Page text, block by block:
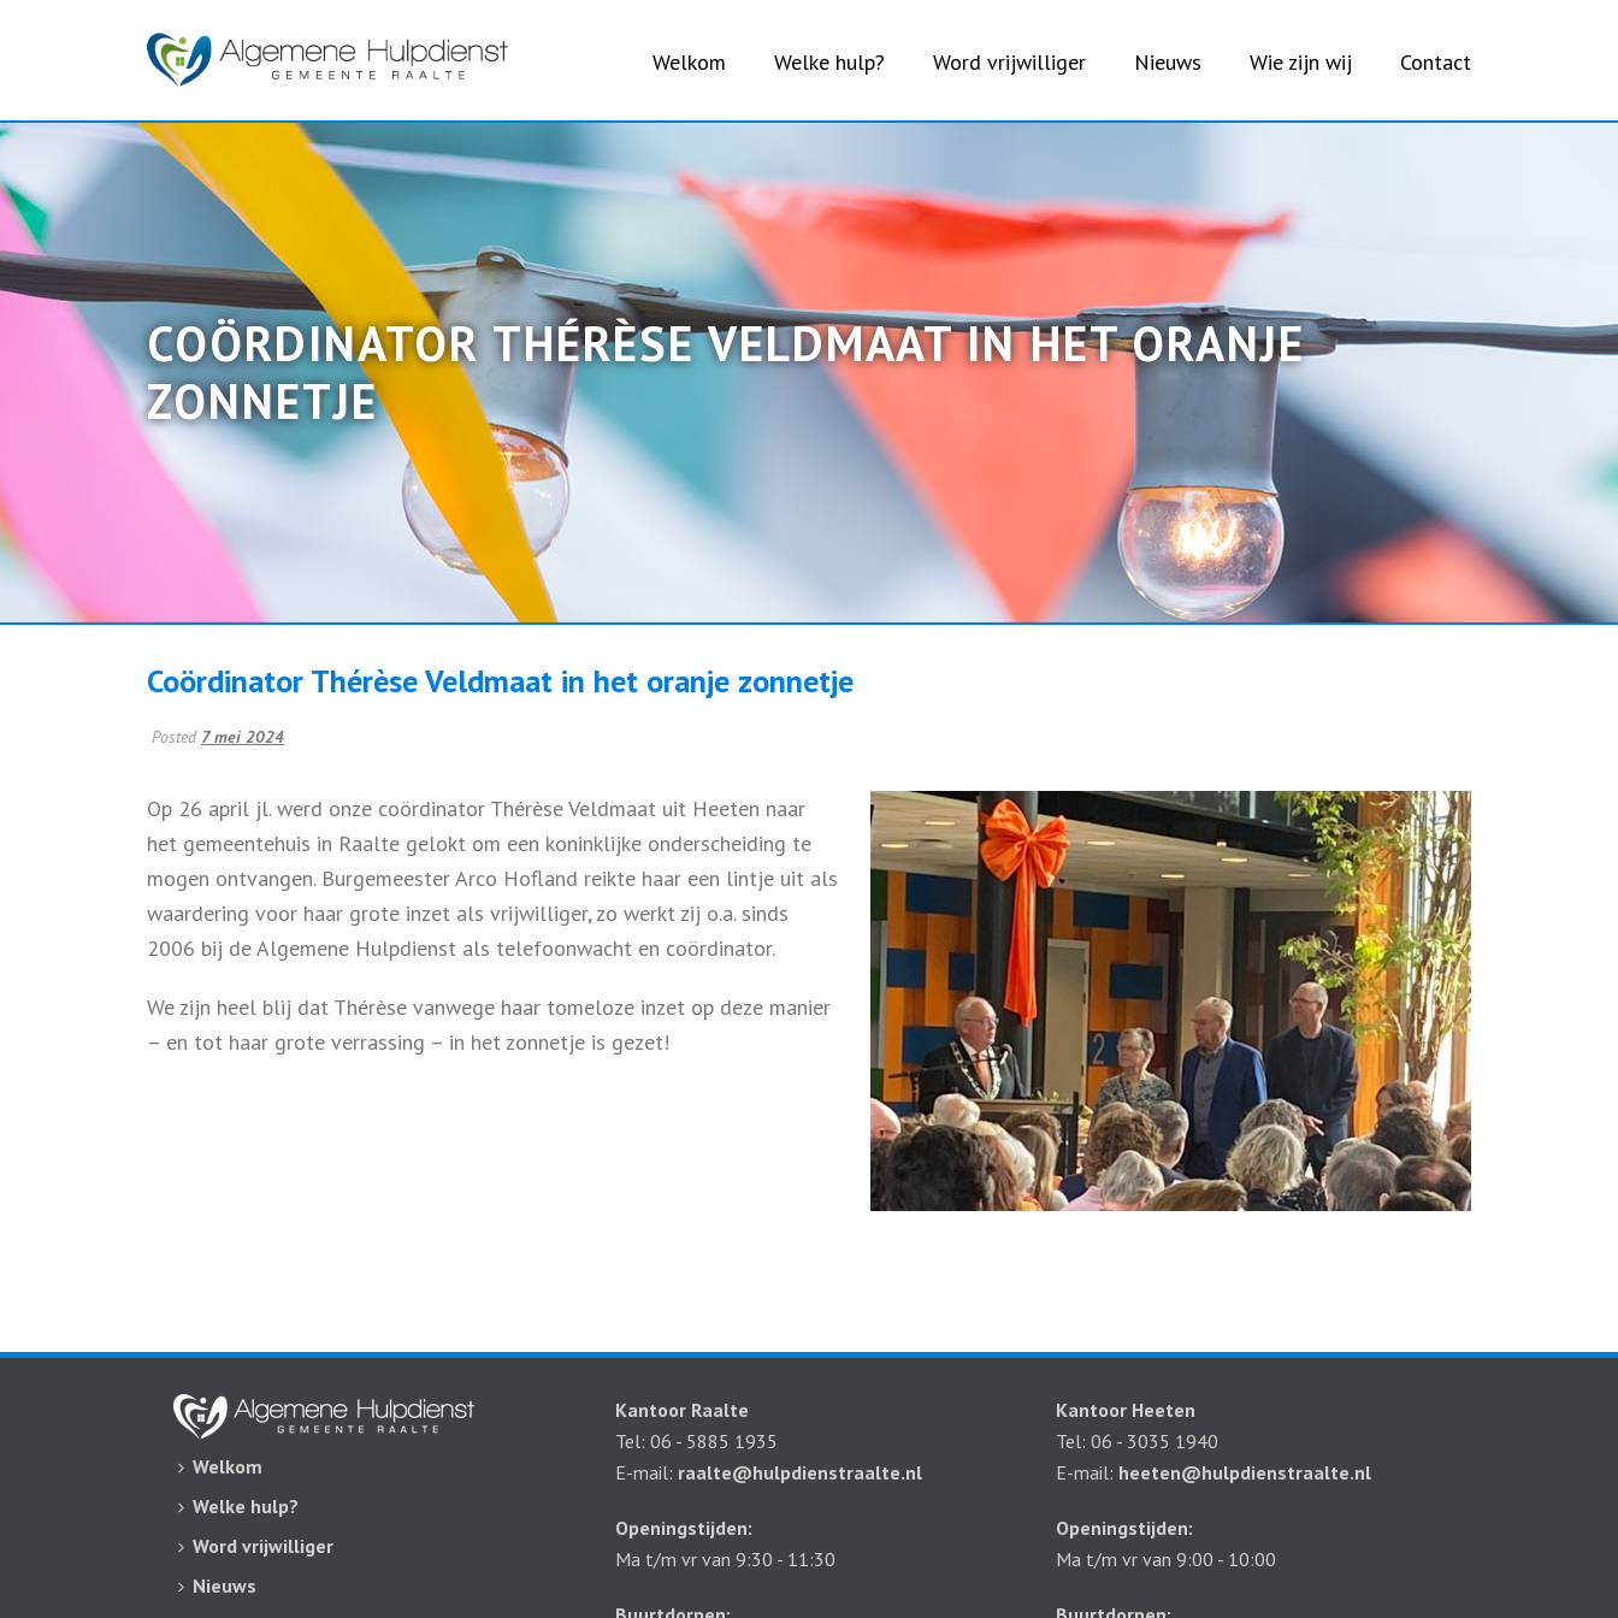
Welkom Welke hulp? Word vrijwilliger Nieuws Wie zijn wij Contact
COÖRDINATOR THÉRÈSE VELDMAAT IN HET ORANJE
ZONNETJE
Coördinator Thérèse Veldmaat in het oranje zonnetje
Posted 7 mei 2024
Op 26 april jl. werd onze coördinator Thérèse Veldmaat uit Heeten naar
het gemeentehuis in Raalte gelokt om een koninklijke onderscheiding te
mogen ontvangen. Burgemeester Arco Hofland reikte haar een lintje uit als
waardering voor haar grote inzet als vrijwilliger, zo werkt zij o.a. sinds
2006 bij de Algemene Hulpdienst als telefoonwacht en coördinator.
We zijn heel blij dat Thérèse vanwege haar tomeloze inzet op deze manier
– en tot haar grote verrassing – in het zonnetje is gezet!
Welkom
Welke hulp?
Word vrijwilliger
Nieuws
Kantoor Raalte
Tel: 06 - 5885 1935
E-mail: raalte@hulpdienstraalte.nl
Openingstijden:
Ma t/m vr van 9:30 - 11:30
Kantoor Heeten
Tel: 06 - 3035 1940
E-mail: heeten@hulpdienstraalte.nl
Openingstijden:
Ma t/m vr van 9:00 - 10:00